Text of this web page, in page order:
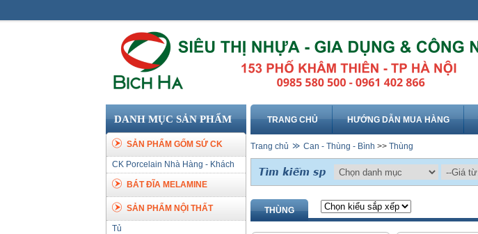
DANH MỤC SẢN PHẨM
SẢN PHẨM GỐM SỨ CK
CK Porcelain Nhà Hàng - Khách
SạnBÁT ĐĨA MELAMINE
SẢN PHẨM NỘI THẤT
Tủ
TRANG CHỦ HƯỚNG DẪN MUA HÀNG
Trang chủ Can - Thùng - Bình >> Thùng
THÙNG